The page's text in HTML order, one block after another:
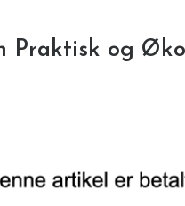
Praktisk og